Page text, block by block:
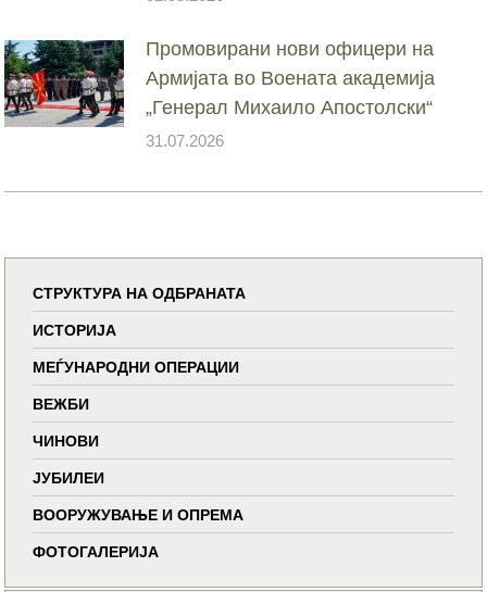
Промовирани нови офицери на
Армијата во Воената академија
„Генерал Михаило Апостолски“
31.07.2026
СТРУКТУРА НА ОДБРАНАТА
ИСТОРИЈА
МЕЃУНАРОДНИ ОПЕРАЦИИ
ВЕЖБИ
ЧИНОВИ
ЈУБИЛЕИ
ВООРУЖУВАЊЕ И ОПРЕМА
ФОТОГАЛЕРИЈА